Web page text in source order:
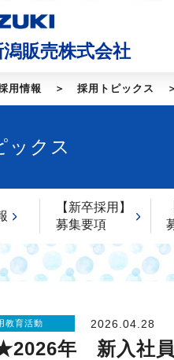
販売株式会社
用情報 採用トピックス
ックス
【新卒採用】
募集要項
教育活動 2026.04.28
年 新入社